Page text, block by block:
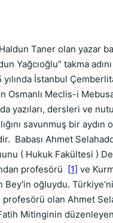
Taner olan yazar
Yağcıoğlu” takma
yılında İstanbul
Osmanlı Meclis-i
yazıları, dersleri ve
savunmuş bir aydın
Babası Ahmet
( Hukuk Fakültesi )
profesörü [1] ve
Bey'in oğluydu.
olan Ahmet
Mitinginin